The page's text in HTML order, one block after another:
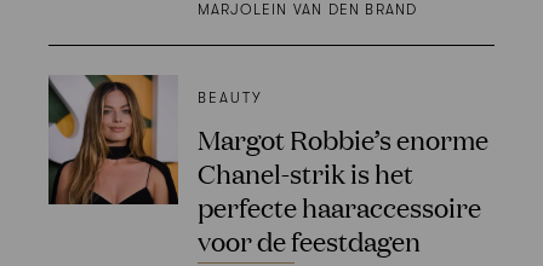
MARJOLEIN VAN DEN BRAND
BEAUTY
Margot Robbie’s enorme
Chanel-strik is het
perfecte haaraccessoire
voor de feestdagen